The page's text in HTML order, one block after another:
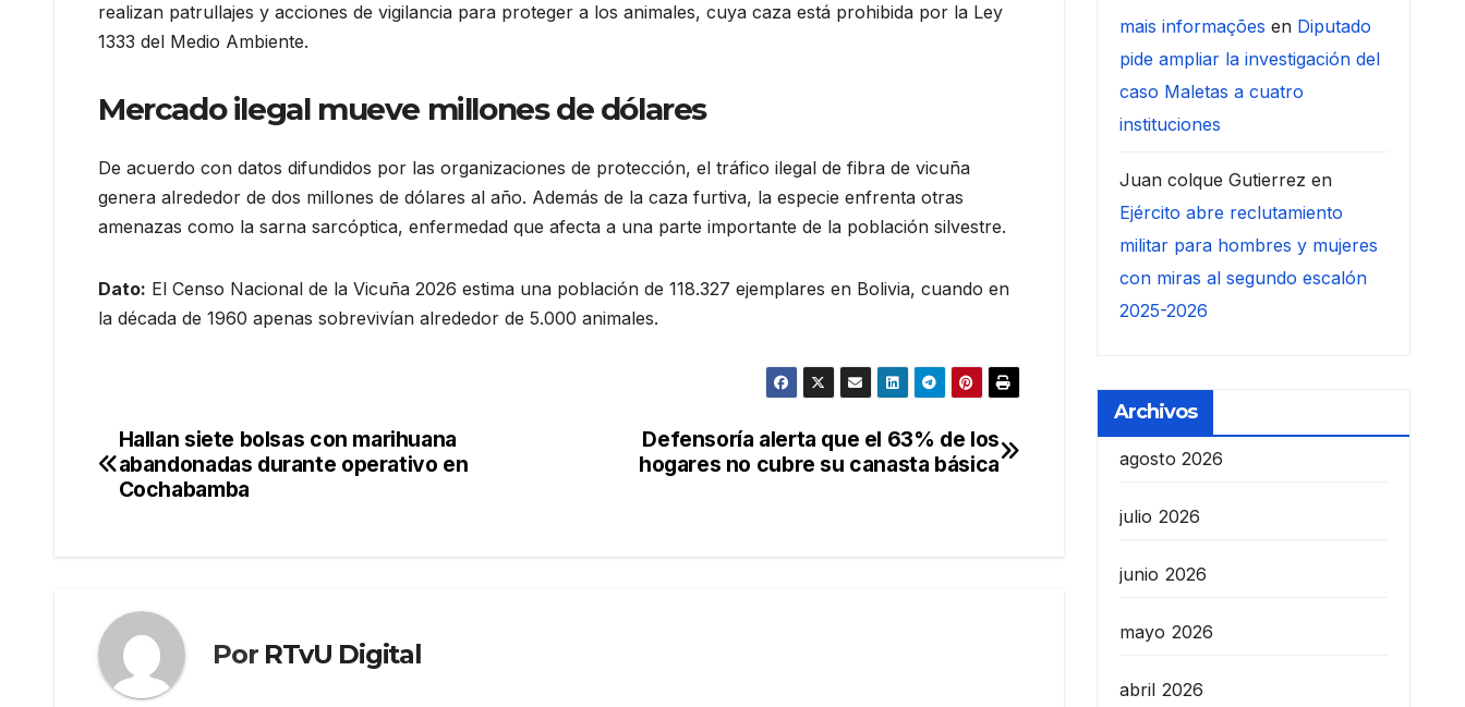
realizan patrullajes y acciones de vigilancia para proteger a los animales, cuya caza está prohibida por la Ley
1333 del Medio Ambiente.
Mercado ilegal mueve millones de dólares
De acuerdo con datos difundidos por las organizaciones de protección, el tráfico ilegal de fibra de vicuña
genera alrededor de dos millones de dólares al año. Además de la caza furtiva, la especie enfrenta otras
amenazas como la sarna sarcóptica, enfermedad que afecta a una parte importante de la población silvestre.
Dato: El Censo Nacional de la Vicuña 2026 estima una población de 118.327 ejemplares en Bolivia, cuando en
la década de 1960 apenas sobrevivían alrededor de 5.000 animales.
Navegación
de
Defensoría alerta que el 63% de los
hogares no cubre su canasta básica
Hallan siete bolsas con marihuana
abandonadas durante operativo en
Cochabamba
Por RTvU Digital
mais informações en Diputado
pide ampliar la investigación del
caso Maletas a cuatro
instituciones
Juan colque Gutierrez en
Ejército abre reclutamiento
militar para hombres y mujeres
con miras al segundo escalón
2025-2026
Archivos
agosto 2026
julio 2026
junio 2026
mayo 2026
abril 2026